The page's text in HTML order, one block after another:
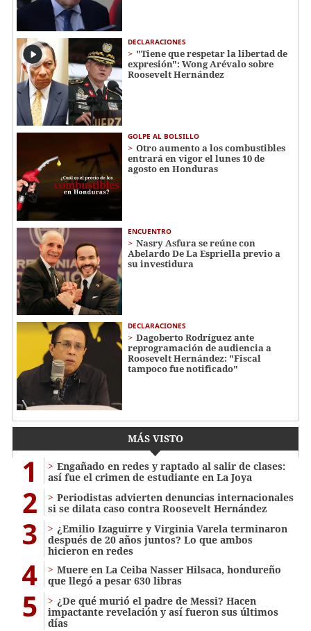
DECLARACIONES
"Tiene que respetar la libertad de
expresión": Wong Arévalo sobre
Roosevelt Hernández
GOLPE AL BOLSILLO
Otro aumento a los combustibles
entrará en vigor el lunes 10 de
agosto en Honduras
ENCUENTRO
Nasry Asfura se reúne con
Abelardo De La Espriella previo a
su investidura
DECLARACIONES
Dagoberto Rodríguez ante
reprogramación de audiencia a
Roosevelt Hernández: "Fiscal
tampoco fue notificado"
MÁS VISTO
1
Engañado en redes y raptado al salir de clases:
así fue el crimen de estudiante en La Joya
2
Periodistas advierten denuncias internacionales
si se dilata caso contra Roosevelt Hernández
3
¿Emilio Izaguirre y Virginia Varela terminaron
después de 20 años juntos? Lo que ambos
hicieron en redes
4
Muere en La Ceiba Nasser Hilsaca, hondureño
que llegó a pesar 630 libras
5
¿De qué murió el padre de Messi? Hacen
impactante revelación y así fueron sus últimos
días